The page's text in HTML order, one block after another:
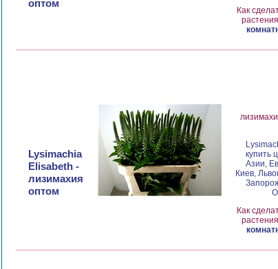
оптом
Как
Lysimachia
Elisabeth -
лизимахия
оптом
купить
Азии,
Киев,
Как